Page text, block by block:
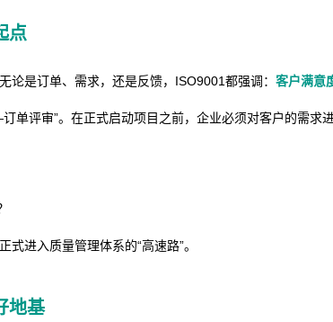
点
论是订单、需求，还是反馈，ISO9001都强调： 客户满意
单评审”。在正式启动项目之前，企业必须对客户的需求
进入质量管理体系的“高速路”。
地基